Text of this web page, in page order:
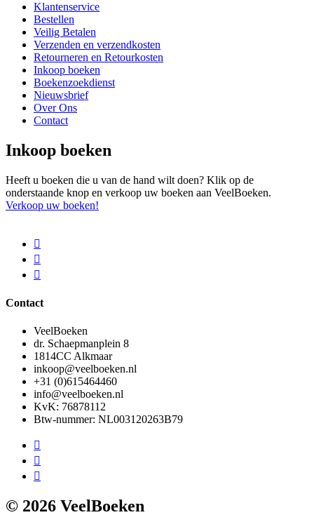
Klantenservice
Bestellen
Veilig Betalen
Verzenden en verzendkosten
Retourneren en Retourkosten
Inkoop boeken
Boekenzoekdienst
Nieuwsbrief
Over Ons
Contact
Inkoop boeken
Heeft u boeken die u van de hand wilt doen? Klik op de
onderstaande knop en verkoop uw boeken aan VeelBoeken.
Verkoop uw boeken!
Contact
VeelBoeken
dr. Schaepmanplein 8
1814CC Alkmaar
inkoop@veelboeken.nl
+31 (0)615464460
info@veelboeken.nl
KvK: 76878112
Btw-nummer: NL003120263B79
© 2026 VeelBoeken